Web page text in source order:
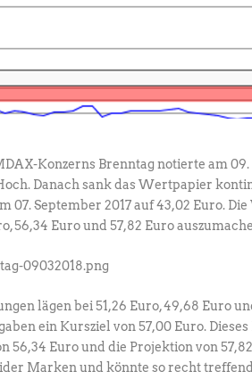
Konzerns Brenntag notierte am 09.
Danach sank das Wertpapier
07. September 2017 auf 43,02 Euro.
56,34 Euro und 57,82 Euro
lägen bei 51,26 Euro, 49,68 Euro
ein Kursziel von 57,00 Euro.
56,34 Euro und die Projektion von
Marken und könnte so recht treffend